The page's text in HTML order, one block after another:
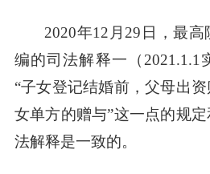
2020年12月29日，最
编的司法解释一（2021.1.1
“子女登记结婚前，父母出
女单方的赠与”这一点的规
法解释是一致的。